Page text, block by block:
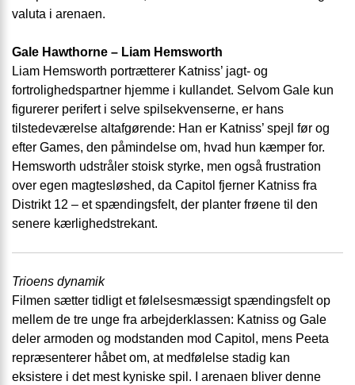
valuta i arenaen.
Gale Hawthorne – Liam Hemsworth
Liam Hemsworth portrætterer Katniss’ jagt- og
fortrolighedspartner hjemme i kullandet. Selvom Gale kun
figurerer perifert i selve spilsekvenserne, er hans
tilstedeværelse altafgørende: Han er Katniss’ spejl før og
efter Games, den påmindelse om, hvad hun kæmper for.
Hemsworth udstråler stoisk styrke, men også frustration
over egen magtesløshed, da Capitol fjerner Katniss fra
Distrikt 12 – et spændingsfelt, der planter frøene til den
senere kærlighedstrekant.
Trioens dynamik
Filmen sætter tidligt et følelsesmæssigt spændingsfelt op
mellem de tre unge fra arbejderklassen: Katniss og Gale
deler armoden og modstanden mod Capitol, mens Peeta
repræsenterer håbet om, at medfølelse stadig kan
eksistere i det mest kyniske spil. I arenaen bliver denne